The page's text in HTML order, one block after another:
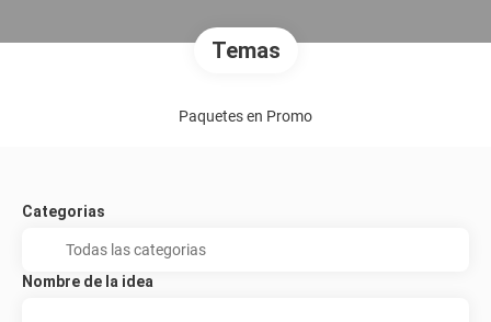
Temas
Paquetes en Promo
Categorias
Nombre de la idea